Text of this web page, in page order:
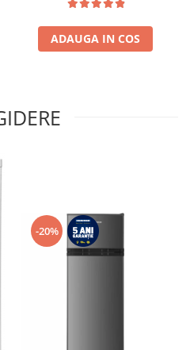
LED, 3 rafturi din sticla
frigider, 3 sertare
congelator, Usa reversibila
ADAUGA IN COS
-20%